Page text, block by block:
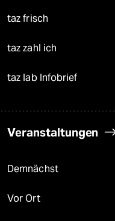
taz frisch
taz zahl ich
taz lab Infobrief
Veranstaltungen
Demnächst
Vor Ort